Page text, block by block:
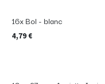
16x Bol - blanc
4,79 €